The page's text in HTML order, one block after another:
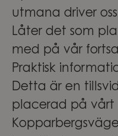
utmana driver
Låter det som
med på vår
Praktisk
Detta är en
placerad på vårt